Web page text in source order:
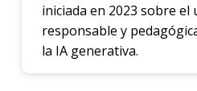
iniciada en 2023 sobre el
responsable y
la IA generativa.